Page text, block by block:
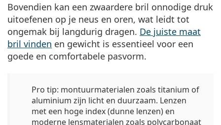
Bovendien kan een zwaardere bril onnodige druk
uitoefenen op je neus en oren, wat leidt tot
ongemak bij langdurig dragen. De juiste maat
bril vinden en gewicht is essentieel voor een
goede en comfortabele pasvorm.
Pro tip: montuurmaterialen zoals titanium of
aluminium zijn licht en duurzaam. Lenzen
met een hoge index (dunne lenzen) en
moderne lensmaterialen zoals polycarbonaat